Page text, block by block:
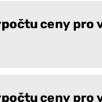
ceny pro
ceny pro